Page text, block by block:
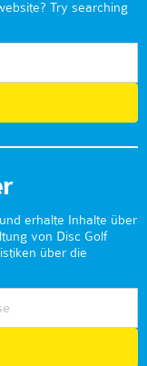
Try searching
erhalte Inhalte über
von Disc Golf
über die